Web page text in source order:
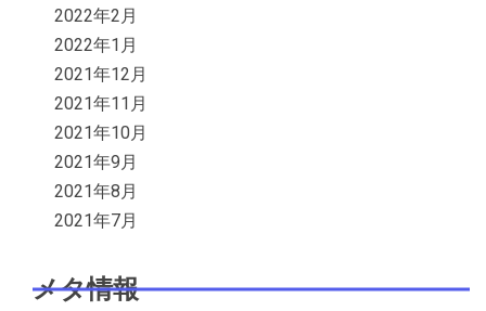
2022年2月
2022年1月
2021年12月
2021年11月
2021年10月
2021年9月
2021年8月
2021年7月
メタ情報